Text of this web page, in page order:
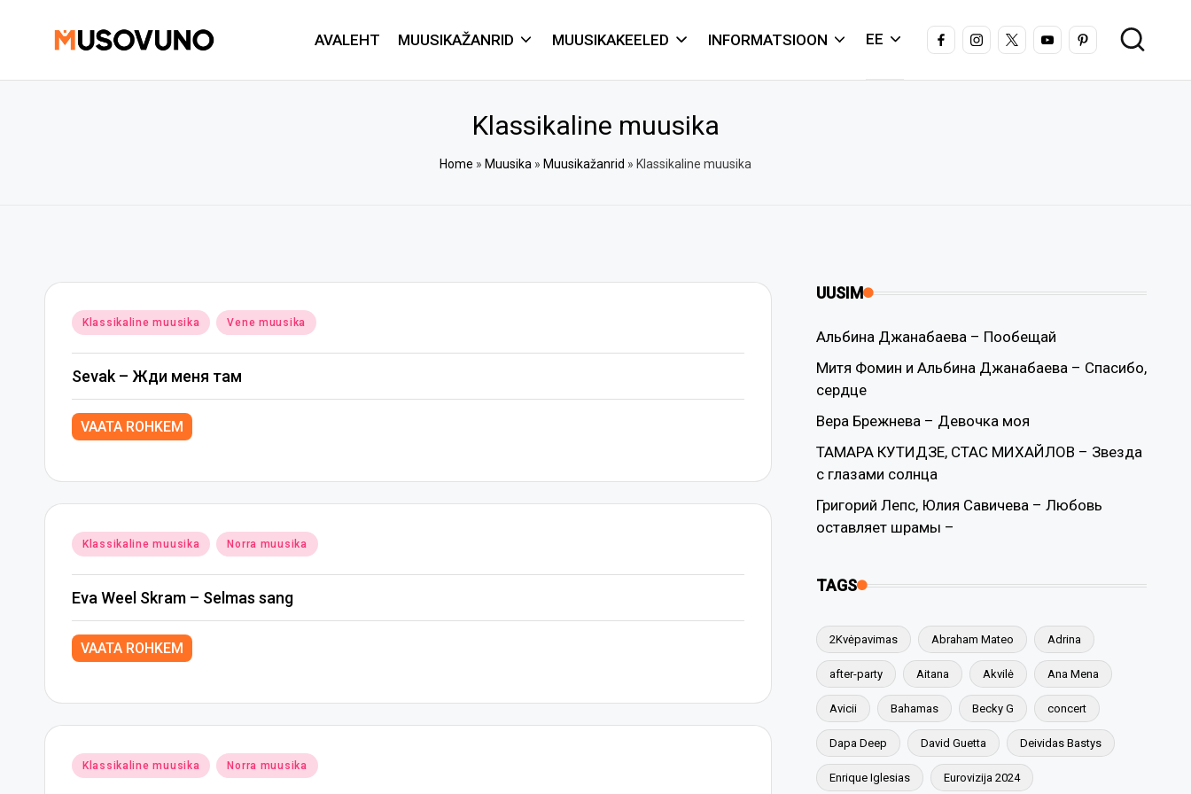
AVALEHT MUUSIKAŽANRID MUUSIKAKEELED INFORMATSIOON EE FACEBOOKINSTAGRAM
X YOUTUBEPINTEREST
Klassikaline muusika
Home » Muusika » Muusikažanrid » Klassikaline muusika
Posted
Klassikaline muusika Vene muusika
Sevak – Жди меня там
VAATA ROHKEM
Posted
Klassikaline muusika Norra muusika
Eva Weel Skram – Selmas sang
VAATA ROHKEM
Posted
Klassikaline muusika Norra muusika
UUSIM
Альбина Джанабаева – Пообещай
Митя Фомин и Альбина Джанабаева – Спасибо,
сердце
Вера Брежнева – Девочка моя
ТАМАРА КУТИДЗЕ, СТАС МИХАЙЛОВ – Звезда
с глазами солнца
Григорий Лепс, Юлия Савичева – Любовь
оставляет шрамы –
TAGS
2Kvėpavimas Abraham Mateo Adrina
after-party Aitana Akvilė Ana Mena
Avicii Bahamas Becky G concert
Dapa Deep David Guetta Deividas Bastys
Enrique Iglesias Eurovizija 2024